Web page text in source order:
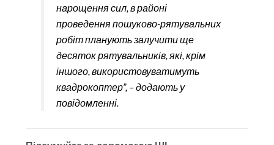
нарощення сил, в районі
проведення пошуково-рятувальних
робіт планують залучити ще
десяток рятувальників, які, крім
іншого, використовуватимуть
квадрокоптер”, – додають у
повідомленні.